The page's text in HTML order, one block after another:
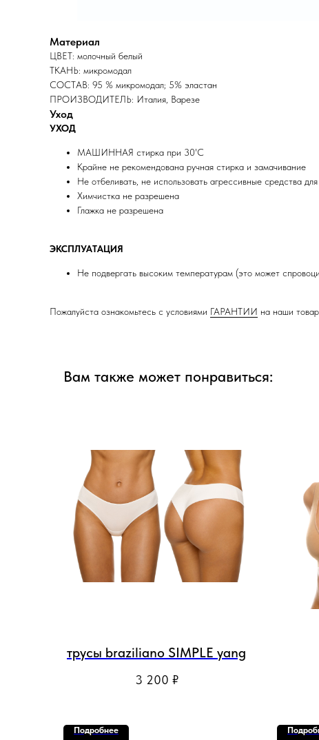
Материал
ЦВЕТ: молочный белый
ТКАНЬ: микромодал
СОСТАВ: 95 % микромодал; 5% эластан
ПРОИЗВОДИТЕЛЬ: Италия, Варезе
Уход
УХОД
МАШИННАЯ стирка при 30'C
Крайне не рекомендована ручная стирка и замачивание
Не отбеливать, не использовать агрессивные средства
Химчистка не разрешена
Глажка не разрешена
ЭКСПЛУАТАЦИЯ
Не подвергать высоким температурам (это может
Пожалуйста ознакомьтесь с условиями ГАРАНТИИ на наши
Вам также может понравиться:
трусы braziliano SIMPLE yang
3 200 ₽
Подробнее